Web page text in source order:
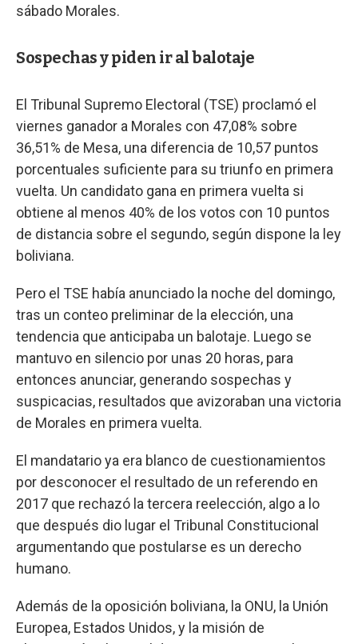
sábado Morales.
Sospechas y piden ir al balotaje
El Tribunal Supremo Electoral (TSE) proclamó el
viernes ganador a Morales con 47,08% sobre
36,51% de Mesa, una diferencia de 10,57 puntos
porcentuales suficiente para su triunfo en primera
vuelta. Un candidato gana en primera vuelta si
obtiene al menos 40% de los votos con 10 puntos
de distancia sobre el segundo, según dispone la ley
boliviana.
Pero el TSE había anunciado la noche del domingo,
tras un conteo preliminar de la elección, una
tendencia que anticipaba un balotaje. Luego se
mantuvo en silencio por unas 20 horas, para
entonces anunciar, generando sospechas y
suspicacias, resultados que avizoraban una victoria
de Morales en primera vuelta.
El mandatario ya era blanco de cuestionamientos
por desconocer el resultado de un referendo en
2017 que rechazó la tercera reelección, algo a lo
que después dio lugar el Tribunal Constitucional
argumentando que postularse es un derecho
humano.
Además de la oposición boliviana, la ONU, la Unión
Europea, Estados Unidos, y la misión de